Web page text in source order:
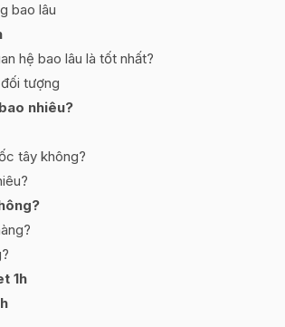
bao lâu
hệ bao lâu là tốt nhất?
tượng
nhiêu?
tây không?
1h